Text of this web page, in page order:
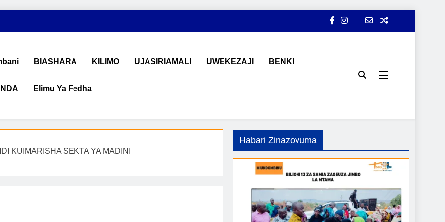
na Uchumi Tanzania
ujasiriamali Tanzania. Pata taarifa mpya za biashara, uwekezaji, ajira, kilimo, mitindo, na burudani kwa Kiswahili, pamoja na
BIASHARA KILIMO UJASIRIAMALI UWEKEZAJI BENKI
Elimu Ya Fedha
KUIMARISHA SEKTA YA MADINI
Habari Zinazovuma